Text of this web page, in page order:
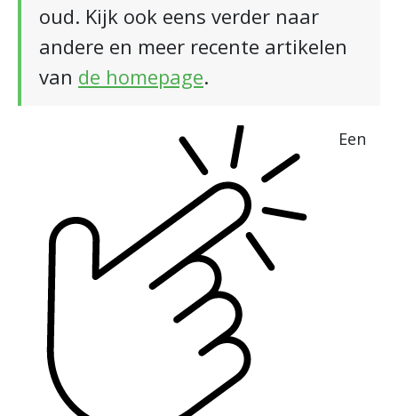
oud. Kijk ook eens verder naar
andere en meer recente artikelen
van de homepage.
Een